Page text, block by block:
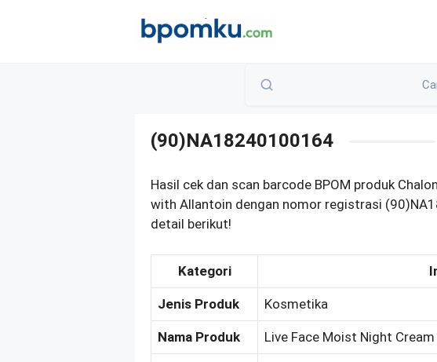
(90)NA18240100164
Hasil cek dan scan barcode BPOM produk
with Allantoin dengan nomor registrasi
detail berikut!
Kategori
Jenis Produk Kosmetika
Nama Produk Live Face Moist Night